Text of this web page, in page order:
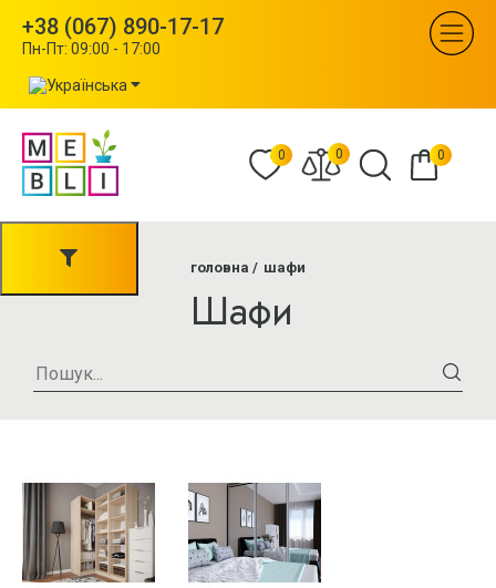
+38 (067) 890-17-17
Пн-Пт: 09:00 - 17:00
0 0 0
головна шафи
Шафи